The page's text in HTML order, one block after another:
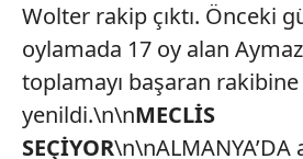
Wolter rakip çıktı. Önceki
oylamada 17 oy alan
toplamayı başaran
yenildi.\n\nMECLİS
SEÇİYOR